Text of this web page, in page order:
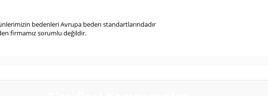
bedenleri Avrupa beden standartlarındadır
firmamız sorumlu değildir.